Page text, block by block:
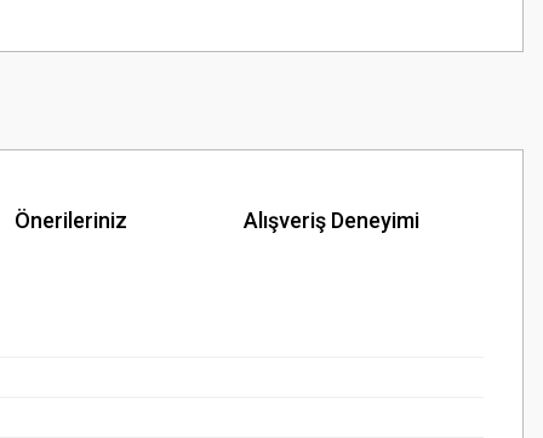
Önerileriniz Alışveriş Deneyimi